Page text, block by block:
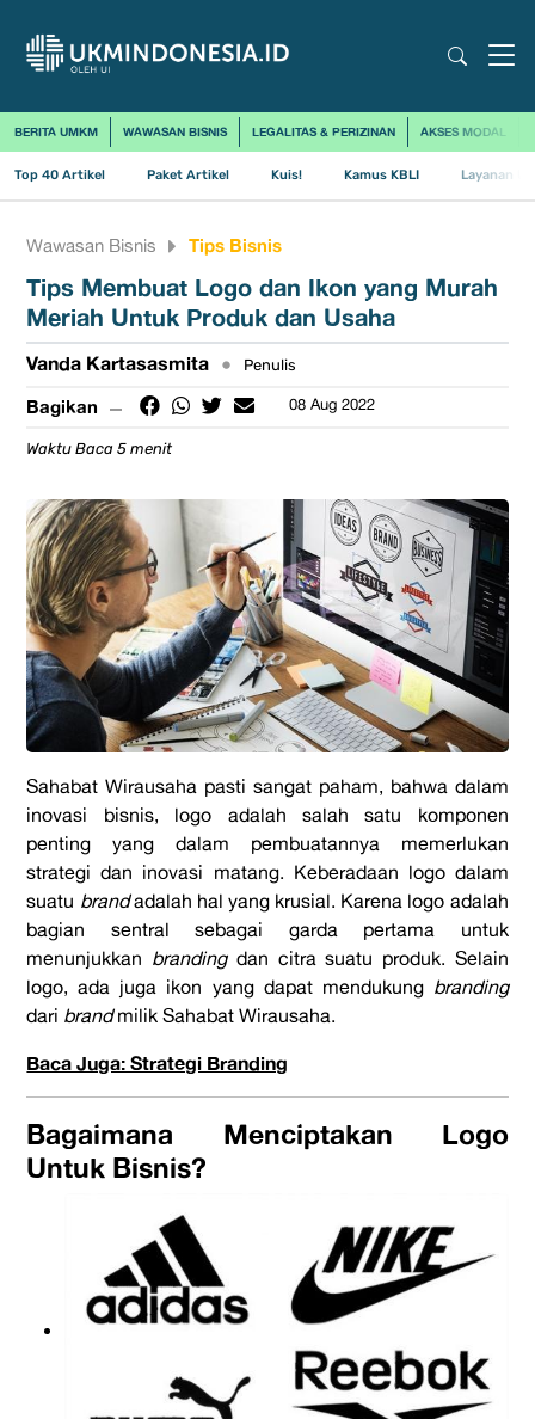
BERITA UMKM WAWASAN BISNIS LEGALITAS & PERIZINAN AKSES MODAL
Top 40 Artikel Paket Artikel Kuis! Kamus KBLI Layanan
Wawasan Bisnis Tips Bisnis
​Tips Membuat Logo dan Ikon yang Murah
Meriah Untuk Produk dan Usaha
Vanda Kartasasmita • Penulis
Bagikan 08 Aug 2022
Waktu Baca 5 menit
Sahabat Wirausaha pasti sangat paham, bahwa dalam
inovasi bisnis, logo adalah salah satu komponen
penting yang dalam pembuatannya memerlukan
strategi dan inovasi matang. Keberadaan logo dalam
suatu brandadalah hal yang krusial. Karena logo adalah
bagian sentral sebagai garda pertama untuk
menunjukkan branding dan citra suatu produk. Selain
logo, ada juga ikon yang dapat mendukung branding
dari brandmilik Sahabat Wirausaha.
Baca Juga: Strategi Branding
Bagaimana Menciptakan Logo
Untuk Bisnis?